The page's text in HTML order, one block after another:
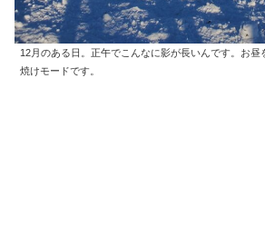
12月のある日。正午でこんなに影が長いんです。お昼
焼けモードです。